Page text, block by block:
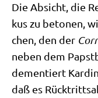
Die Absicht, die
kus zu beto­nen,
chen, den der
neben dem
demen­tiert
daß es